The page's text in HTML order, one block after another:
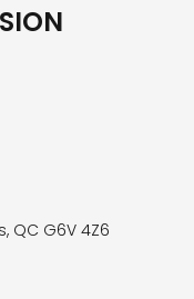
QC G6V 4Z6